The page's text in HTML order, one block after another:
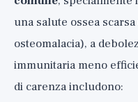
una salute ossea
osteomalacia), a
immunitaria meno
di carenza includono: